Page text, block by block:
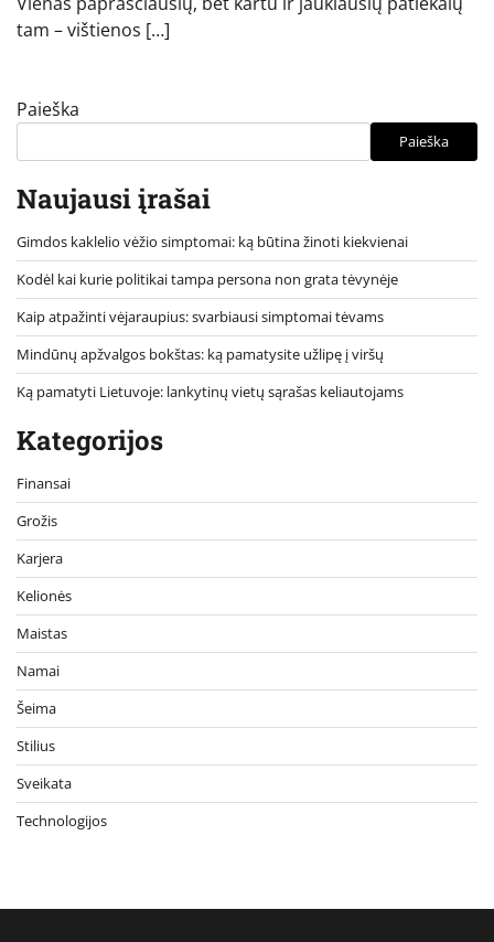
tam – vištienos […]
Paieška
Paieška
Naujausi įrašai
Gimdos kaklelio vėžio simptomai: ką būtina žinoti kiekvienai
Kodėl kai kurie politikai tampa persona non grata tėvynėje
Kaip atpažinti vėjaraupius: svarbiausi simptomai tėvams
Mindūnų apžvalgos bokštas: ką pamatysite užlipę į viršų
Ką pamatyti Lietuvoje: lankytinų vietų sąrašas keliautojams
Kategorijos
Finansai
Grožis
Karjera
Kelionės
Maistas
Namai
Šeima
Stilius
Sveikata
Technologijos